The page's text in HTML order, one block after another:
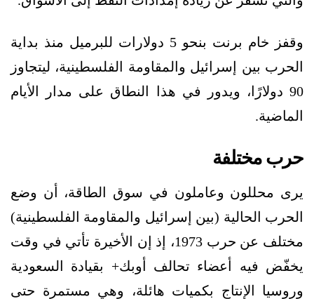
وقفز خام برنت بنحو 5 دولارات للبرميل منذ بداية
الحرب بين إسرائيل والمقاومة الفلسطينية، ليتجاوز
90 دولارًا، ويدور في هذا النطاق على مدار الأيام
الماضية.
حرب مختلفة
يرى محللون وعاملون في سوق الطاقة، أن وضع
الحرب الحالية (بين إسرائيل والمقاومة الفلسطينية)
مختلف عن حرب 1973، إذ إن الأخيرة تأتي في وقت
يخفّض فيه أعضاء تحالف أوبك+ بقيادة السعودية
وروسيا الإنتاج بكميات هائلة، وهي مستمرة حتى